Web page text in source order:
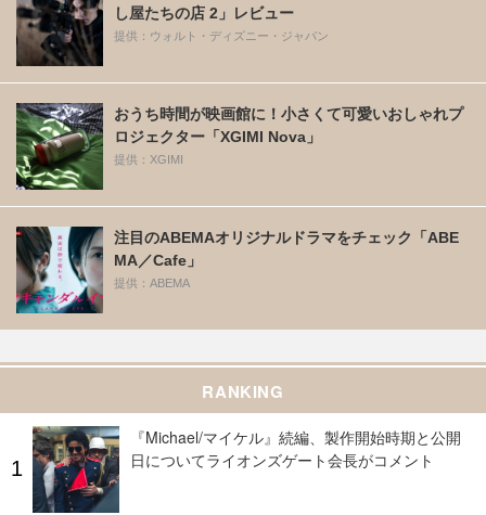
し屋たちの店 2」レビュー
提供：ウォルト・ディズニー・ジャパン
おうち時間が映画館に！小さくて可愛いおしゃれプ
ロジェクター「XGIMI Nova」
提供：XGIMI
注目のABEMAオリジナルドラマをチェック「ABE
MA／Cafe」
提供：ABEMA
RANKING
『Michael/マイケル』続編、製作開始時期と公開
日についてライオンズゲート会長がコメント